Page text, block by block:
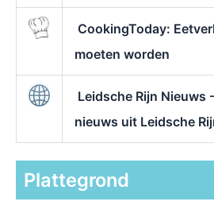
CookingToday:
moeten worden
Leidsche Rijn Nieuws
nieuws uit Leidsche
Plattegrond